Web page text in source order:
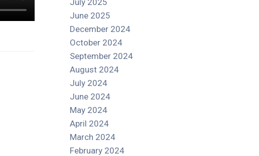
July 2025
June 2025
December 2024
October 2024
September 2024
August 2024
July 2024
June 2024
May 2024
April 2024
March 2024
February 2024